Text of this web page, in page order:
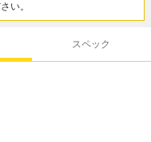
い。
スペック